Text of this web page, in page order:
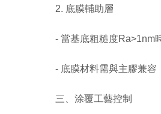
2. 底膜輔助層
- 當基底粗糙度Ra>1nm時
- 底膜材料需與主膠兼容
三、涂覆工藝控制